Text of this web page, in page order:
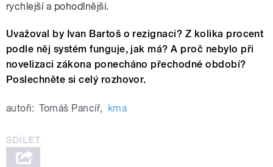
rychlejší a pohodlnější.
Uvažoval by Ivan Bartoš o rezignaci? Z kolika procent
podle něj systém funguje, jak má? A proč nebylo při
novelizaci zákona ponecháno přechodné období?
Poslechněte si celý rozhovor.
autoři: Tomáš Pancíř, kma